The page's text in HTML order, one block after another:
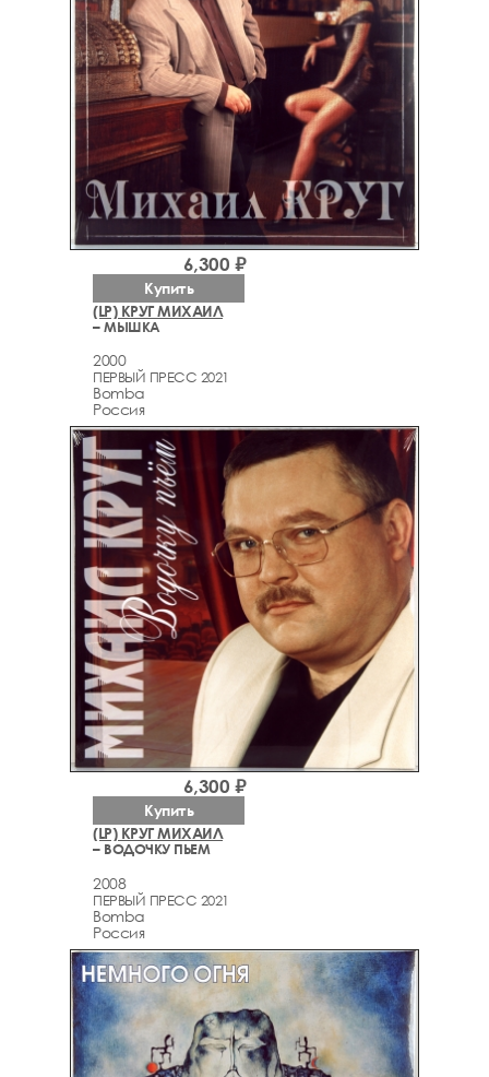
(LP) КРУГ МИХАИЛ
– МЫШКА
2000
ПЕРВЫЙ ПРЕСС 2021
Bomba
Россия
6,300 ₽
Купить
(LP) КРУГ МИХАИЛ
– ВОДОЧКУ ПЬЕМ
2008
ПЕРВЫЙ ПРЕСС 2021
Bomba
Россия
6,300 ₽
Купить